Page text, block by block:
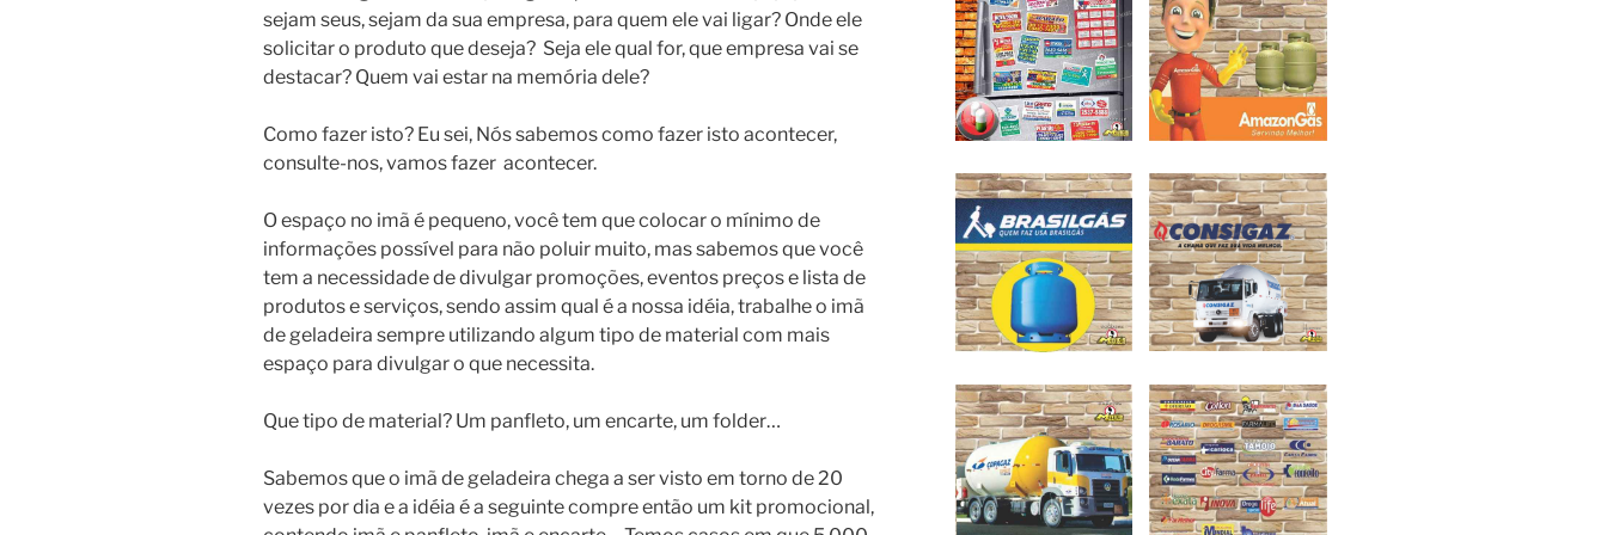
sejam seus, sejam da sua empresa, para quem ele vai ligar? Onde ele
solicitar o produto que deseja? Seja ele qual for, que empresa vai se
destacar? Quem vai estar na memória dele?
Como fazer isto? Eu sei, Nós sabemos como fazer isto acontecer,
consulte-nos, vamos fazer acontecer.
O espaço no imã é pequeno, você tem que colocar o mínimo de
informações possível para não poluir muito, mas sabemos que você
tem a necessidade de divulgar promoções, eventos preços e lista de
produtos e serviços, sendo assim qual é a nossa idéia, trabalhe o imã
de geladeira sempre utilizando algum tipo de material com mais
espaço para divulgar o que necessita.
Que tipo de material? Um panfleto, um encarte, um folder…
Sabemos que o imã de geladeira chega a ser visto em torno de 20
vezes por dia e a idéia é a seguinte compre então um kit promocional,